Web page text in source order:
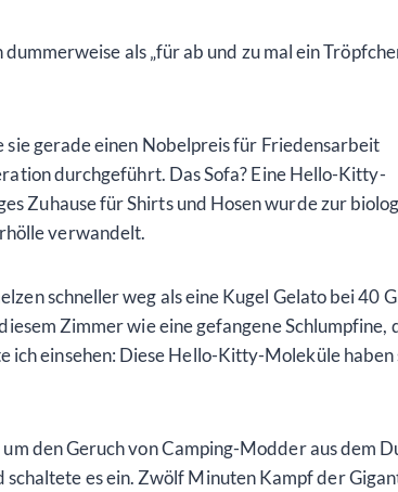
als „für ab und zu mal ein
sie gerade einen Nobelpreis für Friedensarbeit
durchgeführt. Das Sofa? Eine Hello-Kitty-
Zuhause für Shirts und Hosen wurde zur
verwandelt.
schneller weg als eine Kugel Gelato bei 40
Zimmer wie eine gefangene Schlumpfine,
einsehen: Diese Hello-Kitty-Moleküle haben
den Geruch von Camping-Modder aus dem
schaltete es ein. Zwölf Minuten Kampf der